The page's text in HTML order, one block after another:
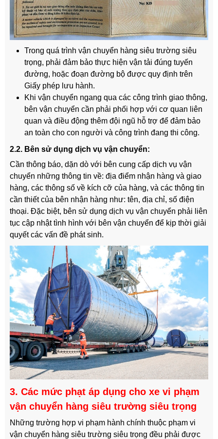
Trong quá trình vận chuyển hàng siêu trường siêu
trọng, phải đảm bảo thực hiện vận tải đúng tuyến
đường, hoặc đoạn đường bộ được quy định trên
Giấy phép lưu hành.
Khi vận chuyển ngang qua các công trình giao thông,
bên vận chuyển cần phải phối hợp với cơ quan liên
quan và điều động thêm đội ngũ hỗ trợ để đảm bảo
an toàn cho con người và công trình đang thi công.
2.2. Bên sử dụng dịch vụ vận chuyển:
Cần thông báo, dặn dò với bên cung cấp dịch vụ vận
chuyển những thông tin về: địa điểm nhận hàng và giao
hàng, các thông số về kích cỡ của hàng, và các thông tin
cần thiết của bên nhận hàng như: tên, địa chỉ, số điện
thoại. Đặc biệt, bên sử dụng dịch vụ vận chuyển phải liên
tục cập nhật tình hình với bên vận chuyển để kịp thời giải
quyết các vấn đề phát sinh.
3. Các mức phạt áp dụng cho xe vi phạm
vận chuyển hàng siêu trường siêu trọng
Những trường hợp vi phạm hành chính thuộc phạm vi
vận chuyển hàng siêu trường siêu trọng đều phải được